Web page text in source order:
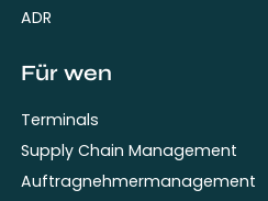
ADR
Für wen
Terminals
Supply Chain Management
Auftragnehmermanagement